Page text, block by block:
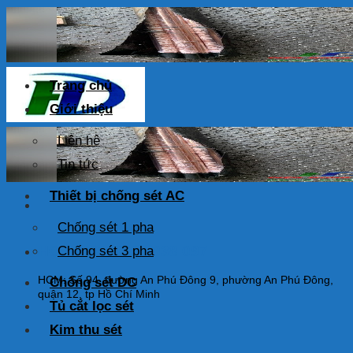
Skip
to
content
HOTLINE: 0925 038 097
HCM: Số 94, đường An Phú Đông 9, phường An Phú Đông,
quận 12, tp Hồ Chí Minh
Trang chủ
Giới thiệu
Liên hệ
Tin tức
Thiết bị chống sét AC
Chống sét 1 pha
Chống sét 3 pha
Chống sét DC
Tủ cắt lọc sét
Kim thu sét